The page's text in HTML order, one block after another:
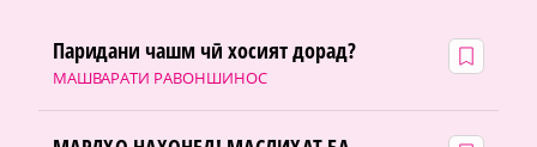
МАШВАРАТИ РАВОНШИНОС
Паридани чашм чӣ хосият дорад?